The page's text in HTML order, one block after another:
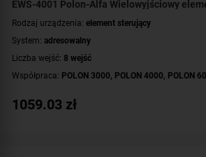
EWS-4001 Polon-Alfa Wielowyjściowy
Rodzaj urządzenia: element sterujący
System: adresowalny
Liczba wejść: 8 wejść
Współpraca: POLON 3000 POLON 4000 POLON
1059.03 zł